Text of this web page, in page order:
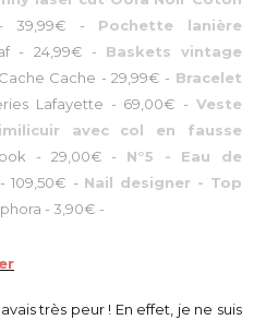
39,99€ - Pochette lanière
- 24,99€ - Baskets vintage
Cache - 29,99€ - Bracelet
Lafayette - 69,00€ - Veste
avec col en fausse
- 29,00€ -
N°5 - Eau de
-109,50€ - Nail designer - Top
- 3,90€ -
très peur ! En effet, je ne suis